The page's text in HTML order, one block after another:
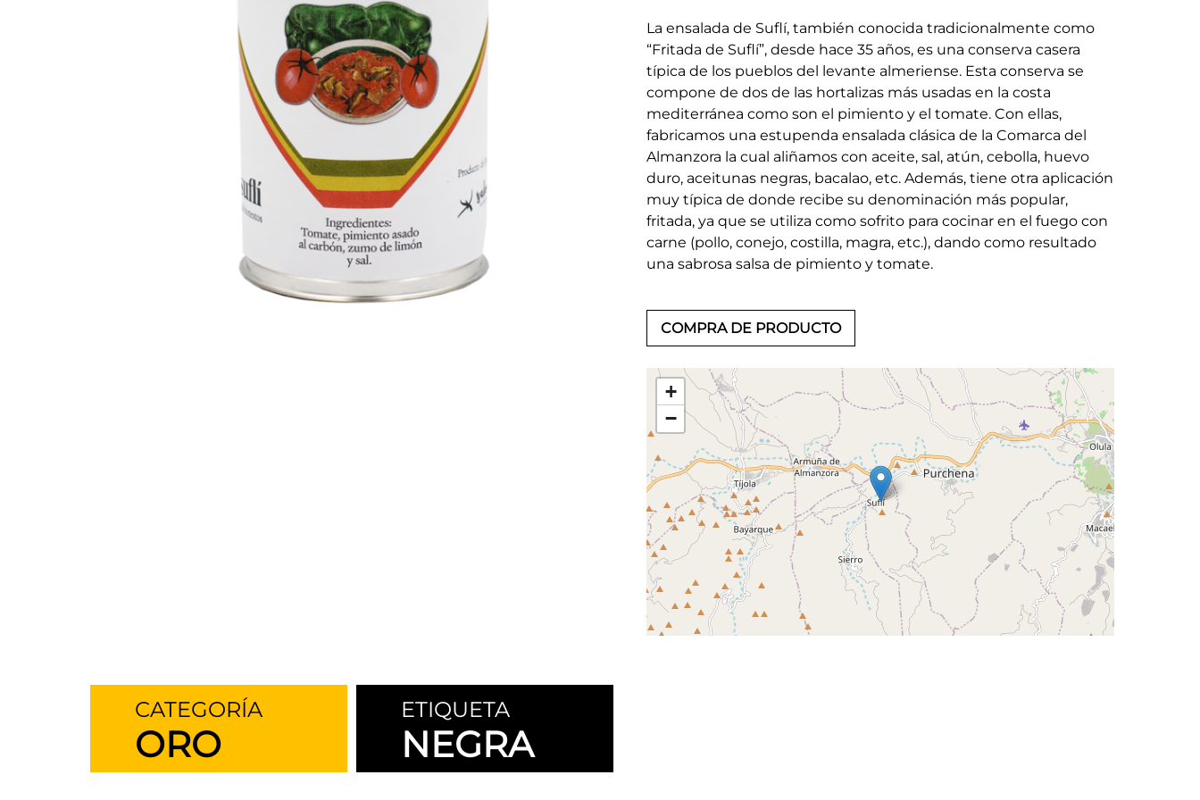
La ensalada de Suflí, también conocida tradicionalmente como
“Fritada de Suflí”, desde hace 35 años, es una conserva casera
típica de los pueblos del levante almeriense. Esta conserva se
compone de dos de las hortalizas más usadas en la costa
mediterránea como son el pimiento y el tomate. Con ellas,
fabricamos una estupenda ensalada clásica de la Comarca del
Almanzora la cual aliñamos con aceite, sal, atún, cebolla, huevo
duro, aceitunas negras, bacalao, etc. Además, tiene otra aplicación
muy típica de donde recibe su denominación más popular,
fritada, ya que se utiliza como sofrito para cocinar en el fuego con
carne (pollo, conejo, costilla, magra, etc.), dando como resultado
una sabrosa salsa de pimiento y tomate.
COMPRA DE PRODUCTO
+
−
CATEGORÍA
ORO
ETIQUETA
NEGRA